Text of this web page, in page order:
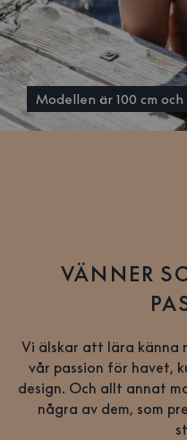
Modellen är 100 cm
VÄNNER
Vi älskar att lära känna
vår passion för havet,
design. Och allt annat
några av dem, som